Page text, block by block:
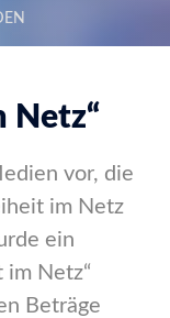
Netz“
vor, die
im Netz
ein
im Netz“
Beträge